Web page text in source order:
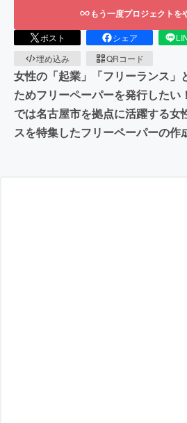
もう一度プロジェクトを
ポスト シェア
埋め込み
QRコード
女性の「起業」「フリーランス」
ためフリーペーパーを発行したい
では名古屋市を拠点に活躍する女
スを特集したフリーペーパーの作